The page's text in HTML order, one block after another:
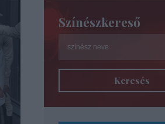
Színészkereső
Keresés